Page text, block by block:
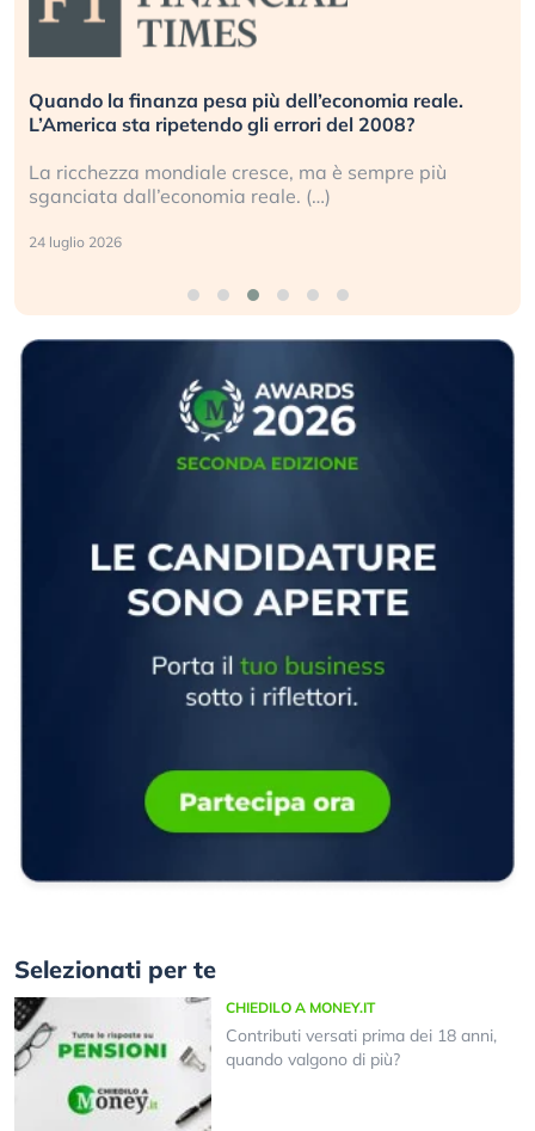
Quando la finanza pesa più dell’economia reale.
L’America sta ripetendo gli errori del 2008?
La ricchezza mondiale cresce, ma è sempre più
sganciata dall’economia reale. (…)
24 luglio 2026
Selezionati per te
CHIEDILO A MONEY.IT
Contributi versati prima dei 18 anni,
quando valgono di più?